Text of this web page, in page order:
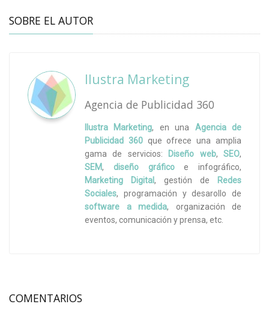
SOBRE EL AUTOR
Ilustra Marketing
Agencia de Publicidad 360
Ilustra Marketing, en una Agencia de
Publicidad 360que ofrece una amplia
gama de servicios:
Diseño web,SEO,
SEM, diseño gráficoe infográfico,
Marketing Digital, gestión de
Redes
Sociales, programación y desarollo de
software a medida, organización de
eventos, comunicación y prensa, etc.
COMENTARIOS